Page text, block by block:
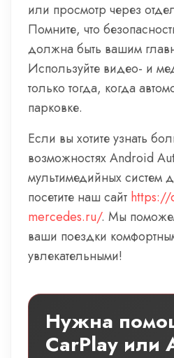
или просмотр через
Помните, что
должна быть вашим
Используйте видео- и
только тогда, когда
парковке.
Если вы хотите узнать
возможностях Android
мультимедийных систем
посетите наш сайт https://
mercedes.ru/. Мы
ваши поездки
увлекательными!
Нужна
CarPlay или